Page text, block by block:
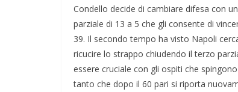
Condello decide di cambiare difesa con
parziale di 13 a 5 che gli consente di
39. Il secondo tempo ha visto Napoli
ricucire lo strappo chiudendo il terzo
essere cruciale con gli ospiti che
tanto che dopo il 60 pari si riporta